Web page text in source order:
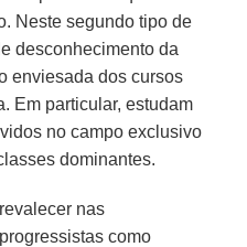
Neste segundo tipo de
desconhecimento da
enviesada dos cursos
Em particular, estudam
no campo exclusivo
dominantes.
nas
como